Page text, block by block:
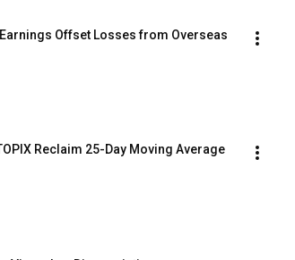
Offset Losses from Overseas
Reclaim 25-Day Moving Average